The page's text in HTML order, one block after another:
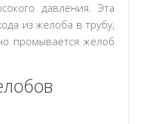
давления. Эта
из желоба в трубу,
промывается желоб